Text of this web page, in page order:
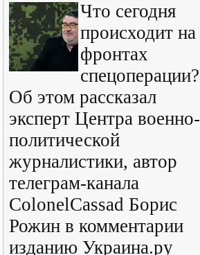
Что сегодня
происходит на
фронтах
спецоперации?
Об этом рассказал
эксперт Центра военно-
политической
журналистики, автор
телеграм-канала
ColonelCassad Борис
Рожин в комментарии
изданию Украина.ру